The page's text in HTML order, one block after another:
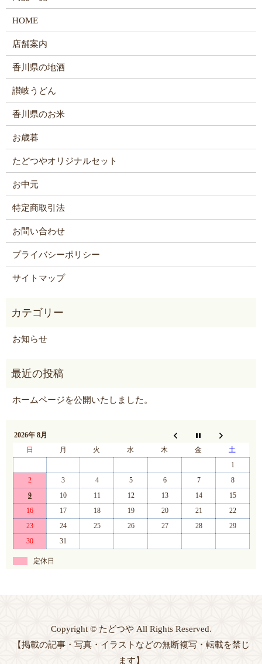
HOME
店舗案内
香川県の地酒
讃岐うどん
香川県のお米
お歳暮
たどつやオリジナルセット
お中元
特定商取引法
お問い合わせ
プライバシーポリシー
サイトマップ
お知らせ
ホームページを公開いたしました。
2026年 8月
日
月 火 水 木 金
土
1
2
3 4 5 6 7
8
9
10 11 12 13 14
15
16
17 18 19 20 21
22
23
24 25 26 27 28
29
30
31
定休日
Copyright © たどつや All Rights Reserved.
【掲載の記事・写真・イラストなどの無断複写・転載を禁じ
ます】